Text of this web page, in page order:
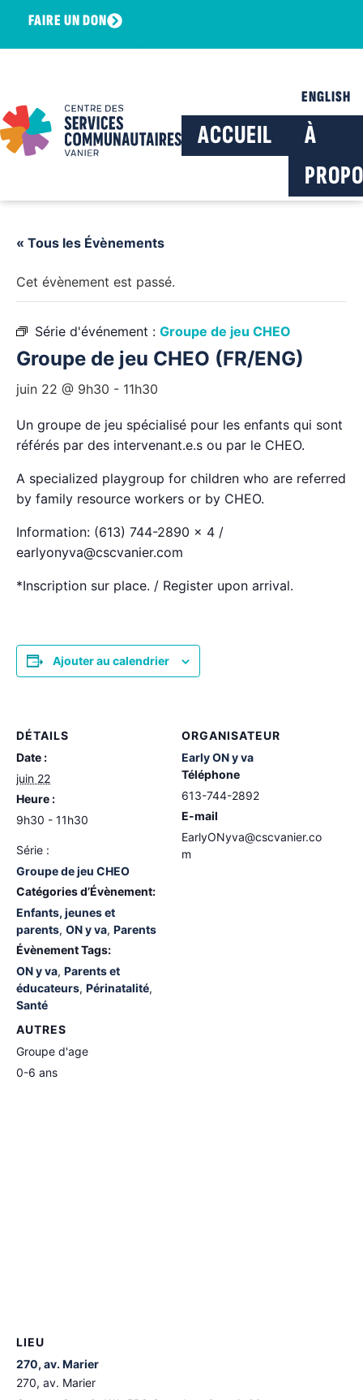
FAIRE UN DON
ENGLISH
ACCUEIL
À
« Tous les Évènements
Cet évènement est passé.
Série d'événement : Groupe de jeu CHEO
Groupe de jeu CHEO (FR/ENG)
juin 22 @ 9h30 - 11h30
Un groupe de jeu spécialisé pour les enfants qui sont
référés par des intervenant.e.s ou par le CHEO.
A specialized playgroup for children who are referred
by family resource workers or by CHEO.
Information: (613) 744-2890 x 4 /
earlyonyva@cscvanier.com
*Inscription sur place. / Register upon arrival.
Ajouter au calendrier
DÉTAILS
Date :
juin 22
Heure :
9h30 - 11h30
Série :
Groupe de jeu CHEO
Catégories d’Évènement:
Enfants, jeunes et
parents, ON y va, Parents
Évènement Tags:
ON y va, Parents et
éducateurs, Périnatalité,
Santé
ORGANISATEUR
Early ON y va
Téléphone
613-744-2892
E-mail
EarlyONyva@cscvanier.co
m
AUTRES
Groupe d'age
0-6 ans
LIEU
270, av. Marier
270, av. Marier